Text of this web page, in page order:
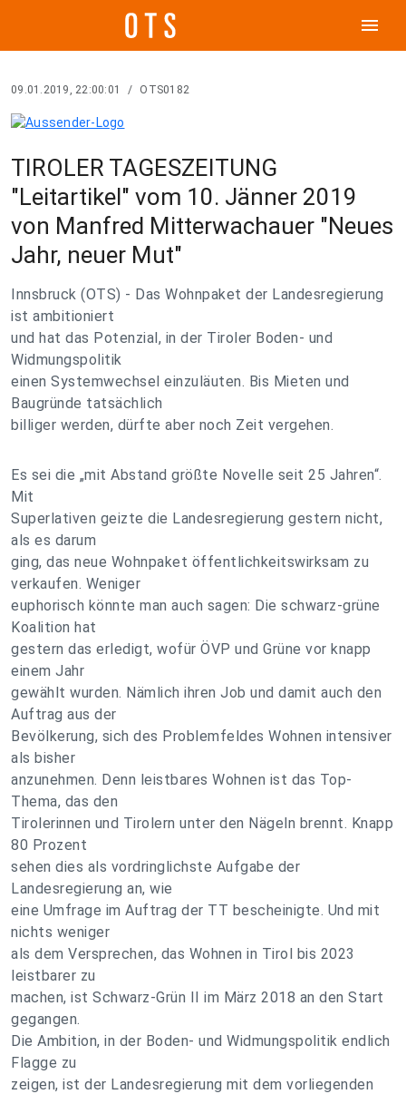
menu
09.01.2019, 22:00:01 / OTS0182
TIROLER TAGESZEITUNG
"Leitartikel" vom 10. Jänner 2019
von Manfred Mitterwachauer "Neues
Jahr, neuer Mut"
Innsbruck (OTS) - Das Wohnpaket der Landesregierung
ist ambitioniert
und hat das Potenzial, in der Tiroler Boden- und
Widmungspolitik
einen Systemwechsel einzuläuten. Bis Mieten und
Baugründe tatsächlich
billiger werden, dürfte aber noch Zeit vergehen.
Es sei die „mit Abstand größte Novelle seit 25 Jahren“.
Mit
Superlativen geizte die Landesregierung gestern nicht,
als es darum
ging, das neue Wohnpaket öffentlichkeitswirksam zu
verkaufen. Weniger
euphorisch könnte man auch sagen: Die schwarz-grüne
Koalition hat
gestern das erledigt, wofür ÖVP und Grüne vor knapp
einem Jahr
gewählt wurden. Nämlich ihren Job und damit auch den
Auftrag aus der
Bevölkerung, sich des Problemfeldes Wohnen intensiver
als bisher
anzunehmen. Denn leistbares Wohnen ist das Top-
Thema, das den
Tirolerinnen und Tirolern unter den Nägeln brennt. Knapp
80 Prozent
sehen dies als vordringlichste Aufgabe der
Landesregierung an, wie
eine Umfrage im Auftrag der TT bescheinigte. Und mit
nichts weniger
als dem Versprechen, das Wohnen in Tirol bis 2023
leistbarer zu
machen, ist Schwarz-Grün II im März 2018 an den Start
gegangen.
Die Ambition, in der Boden- und Widmungspolitik endlich
Flagge zu
zeigen, ist der Landesregierung mit dem vorliegenden